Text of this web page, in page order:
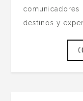
destinos y